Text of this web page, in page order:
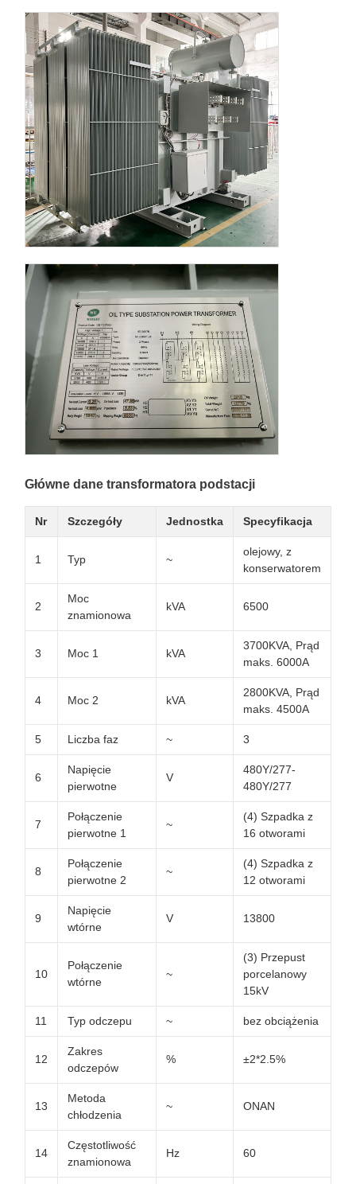
Główne dane transformatora podstacji
Nr Szczegóły Jednostka Specyfikacja
1 Typ ~
olejowy, z
konserwatorem
2
Moc
znamionowa
kVA 6500
3 Moc 1 kVA
3700KVA, Prąd
maks. 6000A
4 Moc 2 kVA
2800KVA, Prąd
maks. 4500A
5 Liczba faz ~ 3
6
Napięcie
pierwotne
V
480Y/277-
480Y/277
7
Połączenie
pierwotne 1
~
(4) Szpadka z
16 otworami
8
Połączenie
pierwotne 2
~
(4) Szpadka z
12 otworami
9
Napięcie
wtórne
V 13800
10
Połączenie
wtórne
~
(3) Przepust
porcelanowy
15kV
11 Typ odczepu ~ bez obciążenia
12
Zakres
odczepów
% ±2*2.5%
13
Metoda
chłodzenia
~ ONAN
14
Częstotliwość
znamionowa
Hz 60